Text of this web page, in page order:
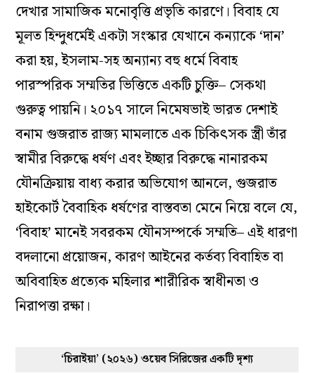
দেখার সামাজিক মনোবৃত্তি প্রভৃতি কারণে। বিবাহ যে
মূলত হিন্দুধর্মেই একটা সংস্কার যেখানে কন্যাকে ‘দান’
করা হয়, ইসলাম-সহ অন্যান্য বহু ধর্মে বিবাহ
পারস্পরিক সম্মতির ভিত্তিতে একটি চুক্তি– সেকথা
গুরুত্ব পায়নি। ২০১৭ সালে নিমেষভাই ভারত দেশাই
বনাম গুজরাত রাজ্য মামলাতে এক চিকিৎসক স্ত্রী তাঁর
স্বামীর বিরুদ্ধে ধর্ষণ এবং ইচ্ছার বিরুদ্ধে নানারকম
যৌনক্রিয়ায় বাধ্য করার অভিযোগ আনলে, গুজরাত
হাইকোর্ট বৈবাহিক ধর্ষণের বাস্তবতা মেনে নিয়ে বলে যে,
‘বিবাহ’ মানেই সবরকম যৌনসম্পর্কে সম্মতি– এই ধারণা
বদলানো প্রয়োজন, কারণ আইনের কর্তব্য বিবাহিত বা
অবিবাহিত প্রত্যেক মহিলার শারীরিক স্বাধীনতা ও
নিরাপত্তা রক্ষা।
‘চিরাইয়া’ (২০২৬) ওয়েব সিরিজের একটি দৃশ্য